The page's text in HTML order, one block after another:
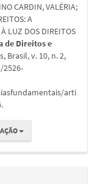
CARDIN, VALÉRIA;
A
LUZ DOS DIREITOS
de Direitos e
Brasil, v. 10, n. 2,
2526-
arti